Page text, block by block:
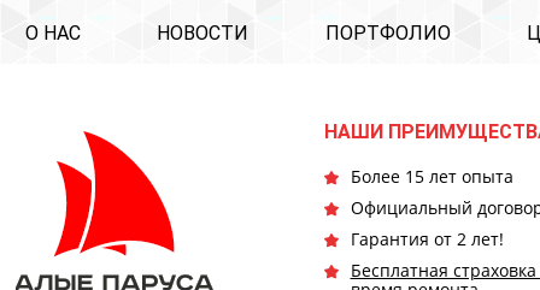
О НАС НОВОСТИ ПОРТФОЛИО
НАШИ
Более 15 лет опыта
Официальный
Гарантия от 2 лет!
Бесплатная